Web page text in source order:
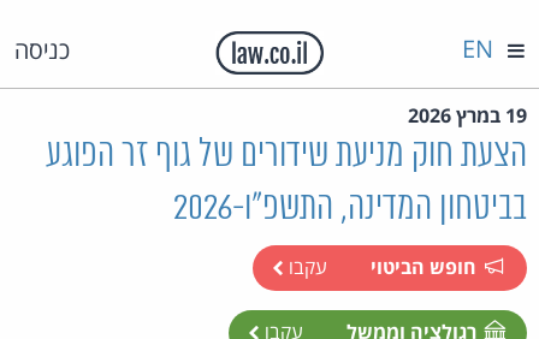
כניסה EN
19 במרץ 2026
הצעת חוק מניעת שידורים של גוף זר הפוגע
בביטחון המדינה, התשפ"ו-2026
חופש הביטוי עקבו
רגולציה וממשל עקבו